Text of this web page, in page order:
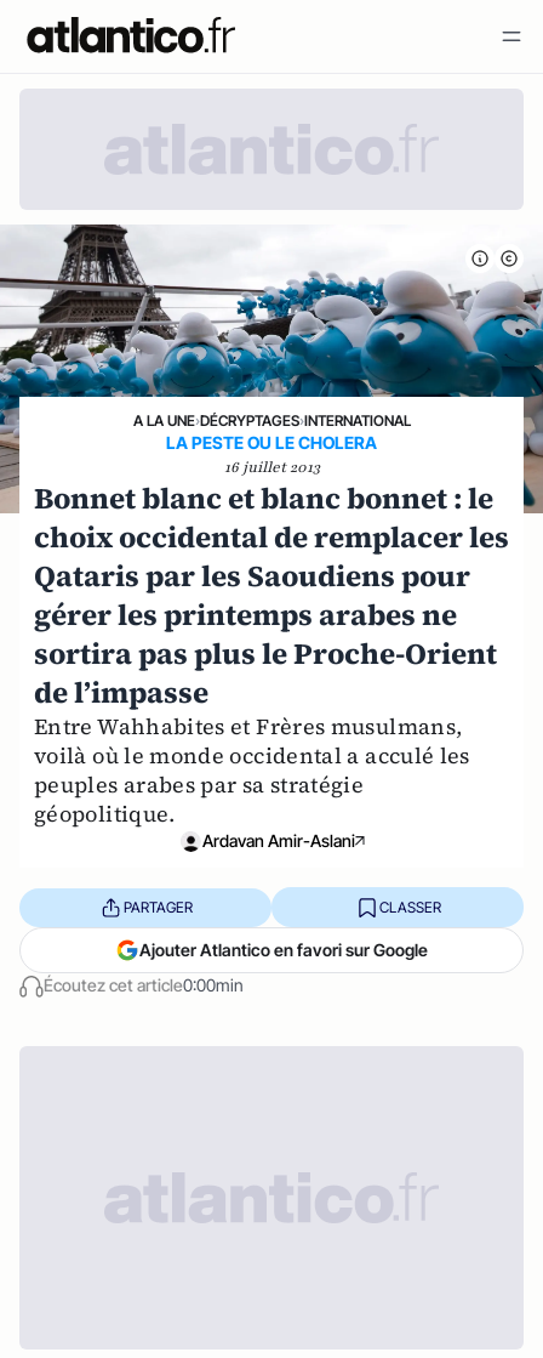
A LA UNE›DÉCRYPTAGES›INTERNATIONAL
LA PESTE OU LE CHOLERA
16 juillet 2013
Bonnet blanc et blanc bonnet : le
choix occidental de remplacer les
Qataris par les Saoudiens pour
gérer les printemps arabes ne
sortira pas plus le Proche-Orient
de l’impasse
Entre Wahhabites et Frères musulmans,
voilà où le monde occidental a acculé les
peuples arabes par sa stratégie
géopolitique.
Ardavan Amir-Aslani
Écoutez cet article0:00min
PARTAGER CLASSER
Ajouter Atlantico en favori sur Google